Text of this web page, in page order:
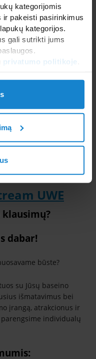
kategorijomis
pakeisti pasirinkimus
kategorijos.
gali sutrikti jums
privatumo politikoje
UWE
klausimų?
dabar!
būste?
su Jūsų baseino
išmatavimus bei
įrangą, atrakcionus ir
individualų